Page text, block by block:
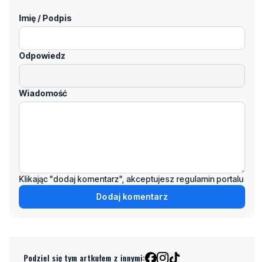
Imię / Podpis
Odpowiedz
Wiadomość
Klikając "dodaj komentarz", akceptujesz regulamin portalu
Dodaj komentarz
Podziel się tym artkułem z innymi: